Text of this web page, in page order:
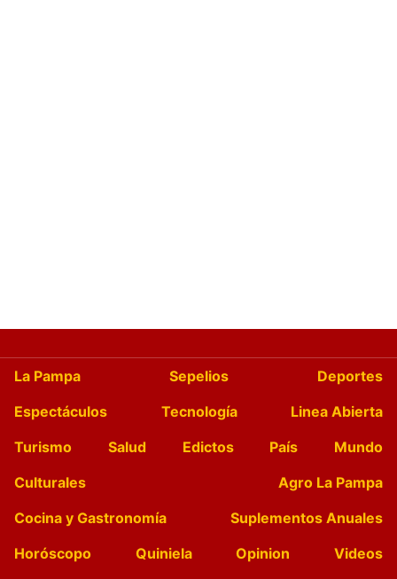
La Pampa Sepelios
Deportes
Espectáculos
Tecnología
Linea Abierta
Turismo
Salud Edictos País
Mundo
Culturales
Agro La Pampa
Cocina y Gastronomía
Suplementos Anuales
Horóscopo
Quiniela Opinion
Videos